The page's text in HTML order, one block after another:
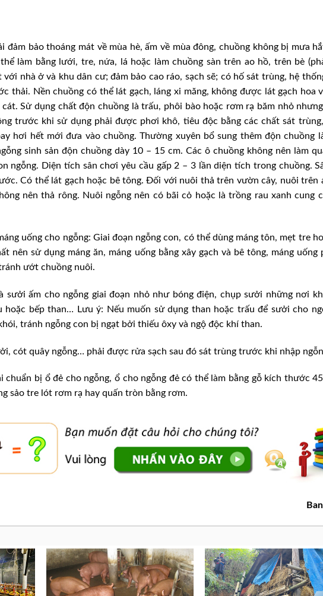
đảm bảo thoáng mát về mùa hè, ấm về mùa đông, chuồng không bị mưa
làm bằng lưới, tre, nứa, lá hoặc làm chuồng sàn trên ao hồ, trên bè
với nhà ở và khu dân cư; đảm bảo cao ráo, sạch sẽ; có hố sát trùng, hệ
thải. Nền chuồng có thể lát gạch, láng xi măng, không được lát gạch hoa
cát. Sử dụng chất độn chuồng là trấu, phôi bào hoặc rơm rạ băm nhỏ
trước khi sử dụng phải được phơi khô, tiêu độc bằng các chất sát
hơi hết mới đưa vào chuồng. Thường xuyên bổ sung thêm độn chuồng
sinh sản độn chuồng dày 10 – 15 cm. Các ô chuồng không nên làm
ngỗng. Diện tích sân chơi yêu cầu gấp 2 – 3 lần diện tích trong chuồng.
Có thể lát gạch hoặc bê tông. Ðối với nuôi thả trên vườn cây, nuôi trên
nên thả rông. Nuôi ngỗng nên có bãi cỏ hoặc là trồng rau xanh cung
uống cho ngỗng: Giai đoạn ngỗng con, có thể dùng máng tôn, mẹt tre
nên sử dụng máng ăn, máng uống bằng xây gạch và bê tông, máng uống
ướt chuồng nuôi.
sưởi ấm cho ngỗng giai đoạn nhỏ như bóng điện, chụp sưởi những nơi
hoặc bếp than… Lưu ý: Nếu muốn sử dụng than hoặc trấu để sưởi cho
tránh ngỗng con bị ngạt bởi thiếu ôxy và ngộ độc khí than.
cót quây ngỗng… phải được rửa sạch sau đó sát trùng trước khi nhập
chuẩn bị ổ đẻ cho ngỗng, ổ cho ngỗng đẻ có thể làm bằng gỗ kích thước
sảo tre lót rơm rạ hay quấn tròn bằng rơm.
PGS.TS Phạm Doãn Lân làm
Viện trưởng Viện Chăn nuôi
Sản lượng thịt trên thế giới
tăng nhẹ